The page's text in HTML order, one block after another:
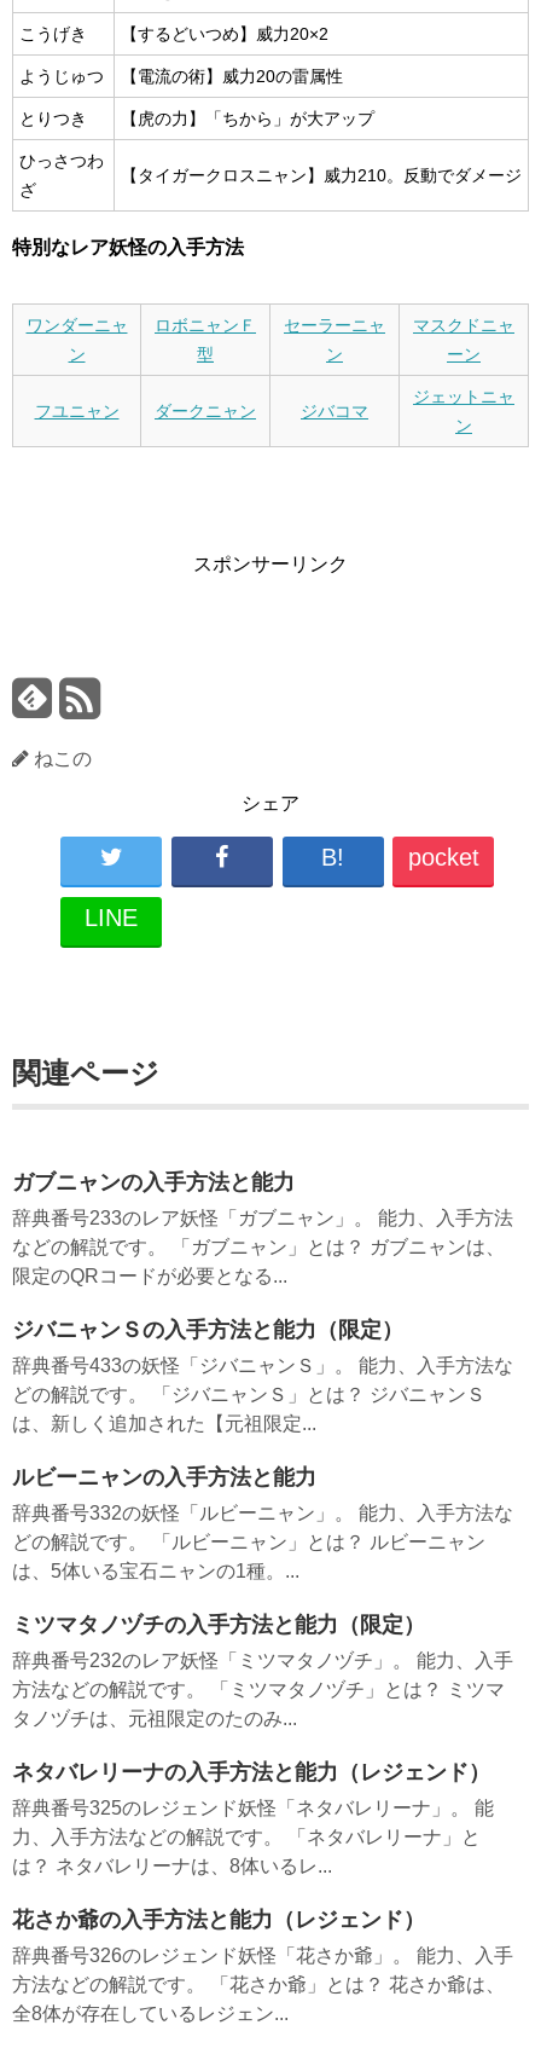
こうげき 【するどいつめ】威力20×2
ようじゅつ 【電流の術】威力20の雷属性
とりつき 【虎の力】「ちから」が大アップ
ひっさつわ
ざ
【タイガークロスニャン】威力210。反動でダメージ
特別なレア妖怪の入手方法
ワンダーニャ
ン
ロボニャンＦ
型
セーラーニャ
ン
マスクドニャ
ーン
フユニャン ダークニャン ジバコマ
ジェットニャ
ン
スポンサーリンク
ねこの
シェア
B! pocket
LINE
関連ページ
ガブニャンの入手方法と能力
辞典番号233のレア妖怪「ガブニャン」。 能力、入手方法
などの解説です。 「ガブニャン」とは？ ガブニャンは、
限定のQRコードが必要となる...
ジバニャンＳの入手方法と能力（限定）
辞典番号433の妖怪「ジバニャンＳ」。 能力、入手方法な
どの解説です。 「ジバニャンＳ」とは？ ジバニャンＳ
は、新しく追加された【元祖限定...
ルビーニャンの入手方法と能力
辞典番号332の妖怪「ルビーニャン」。 能力、入手方法な
どの解説です。 「ルビーニャン」とは？ ルビーニャン
は、5体いる宝石ニャンの1種。...
ミツマタノヅチの入手方法と能力（限定）
辞典番号232のレア妖怪「ミツマタノヅチ」。 能力、入手
方法などの解説です。 「ミツマタノヅチ」とは？ ミツマ
タノヅチは、元祖限定のたのみ...
ネタバレリーナの入手方法と能力（レジェンド）
辞典番号325のレジェンド妖怪「ネタバレリーナ」。 能
力、入手方法などの解説です。 「ネタバレリーナ」と
は？ ネタバレリーナは、8体いるレ...
花さか爺の入手方法と能力（レジェンド）
辞典番号326のレジェンド妖怪「花さか爺」。 能力、入手
方法などの解説です。 「花さか爺」とは？ 花さか爺は、
全8体が存在しているレジェン...